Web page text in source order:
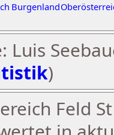
Burgenland
Luis
)
Feld